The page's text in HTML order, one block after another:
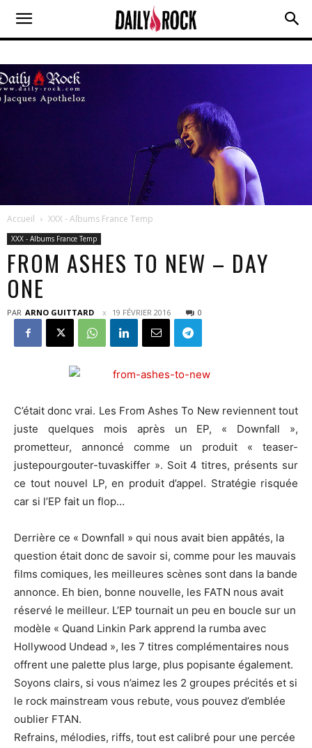
Accueil XXX - Albums France Temp
XXX - Albums France Temp
FROM ASHES TO NEW – DAY
ONE
PAR ARNO GUITTARD 19 FÉVRIER 2016 0
C’était donc vrai. Les From Ashes To New reviennent tout
juste quelques mois après un EP, « Downfall »,
prometteur, annoncé comme un produit « teaser-
justepourgouter-tuvaskiffer ». Soit 4 titres, présents sur
ce tout nouvel LP, en produit d’appel. Stratégie risquée
car si l’EP fait un flop…
Derrière ce « Downfall » qui nous avait bien appâtés, la
question était donc de savoir si, comme pour les mauvais
films comiques, les meilleures scènes sont dans la bande
annonce. Eh bien, bonne nouvelle, les FATN nous avait
réservé le meilleur. L’EP tournait un peu en boucle sur un
modèle « Quand Linkin Park apprend la rumba avec
Hollywood Undead », les 7 titres complémentaires nous
offrent une palette plus large, plus popisante également.
Soyons clairs, si vous n’aimez les 2 groupes précités et si
le rock mainstream vous rebute, vous pouvez d’emblée
oublier FTAN.
Refrains, mélodies, riffs, tout est calibré pour une percée